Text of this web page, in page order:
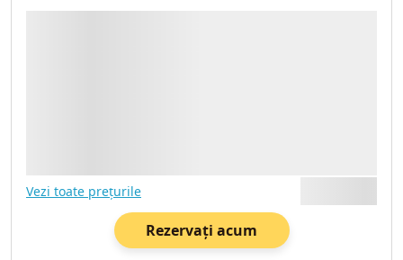
Vezi toate prețurile
Rezervați acum